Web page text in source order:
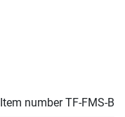
Item numberTF-FMS-B